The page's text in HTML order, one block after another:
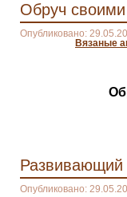
Обруч
Опубликовано:
Вязаные
Развивающий
Опубликовано: